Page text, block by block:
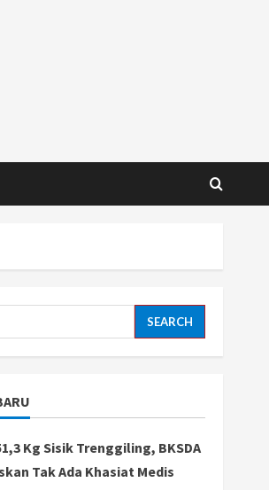
Kg Sisik Trenggiling, BKSDA
Tak Ada Khasiat Medis